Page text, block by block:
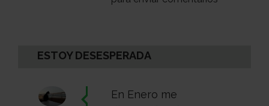
ESTOY DESESPERADA
En Enero me